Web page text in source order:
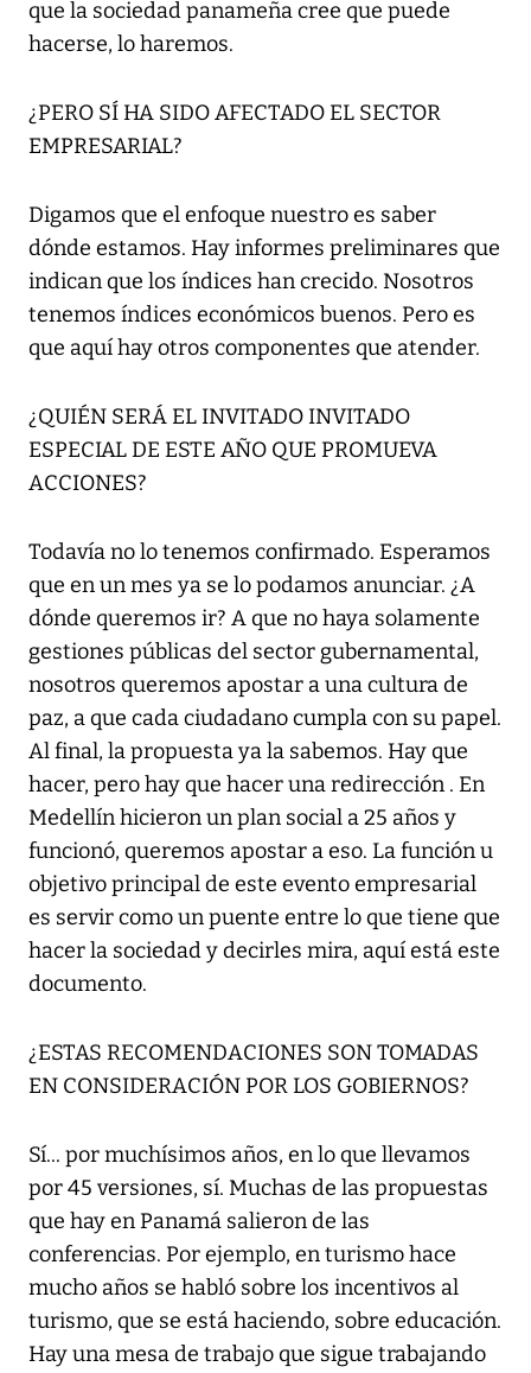
que la sociedad panameña cree que puede
hacerse, lo haremos.
¿PERO SÍ HA SIDO AFECTADO EL SECTOR
EMPRESARIAL?
Digamos que el enfoque nuestro es saber
dónde estamos. Hay informes preliminares que
indican que los índices han crecido. Nosotros
tenemos índices económicos buenos. Pero es
que aquí hay otros componentes que atender.
¿QUIÉN SERÁ EL INVITADO INVITADO
ESPECIAL DE ESTE AÑO QUE PROMUEVA
ACCIONES?
Todavía no lo tenemos confirmado. Esperamos
que en un mes ya se lo podamos anunciar. ¿A
dónde queremos ir? A que no haya solamente
gestiones públicas del sector gubernamental,
nosotros queremos apostar a una cultura de
paz, a que cada ciudadano cumpla con su papel.
Al final, la propuesta ya la sabemos. Hay que
hacer, pero hay que hacer una redirección . En
Medellín hicieron un plan social a 25 años y
funcionó, queremos apostar a eso. La función u
objetivo principal de este evento empresarial
es servir como un puente entre lo que tiene que
hacer la sociedad y decirles mira, aquí está este
documento.
¿ESTAS RECOMENDACIONES SON TOMADAS
EN CONSIDERACIÓN POR LOS GOBIERNOS?
Sí... por muchísimos años, en lo que llevamos
por 45 versiones, sí. Muchas de las propuestas
que hay en Panamá salieron de las
conferencias. Por ejemplo, en turismo hace
mucho años se habló sobre los incentivos al
turismo, que se está haciendo, sobre educación.
Hay una mesa de trabajo que sigue trabajando